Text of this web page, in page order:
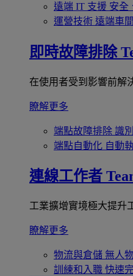
遠端 IT 支援 安全
運營技術 遠端車
即時故障排除
在使用者受到影響前解
瞭解更多
端點故障排除 識
端點自動化 自動
連線工作者
工業擴增實境極大提升
瞭解更多
物流與倉儲 無人
訓練和入職 快速